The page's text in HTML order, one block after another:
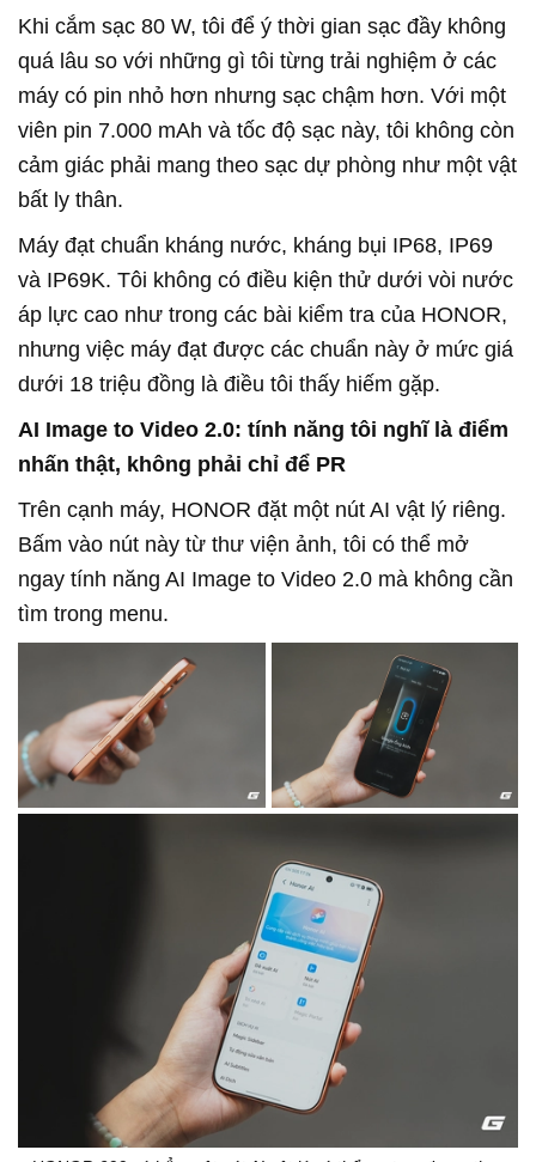
Khi cắm sạc 80 W, tôi để ý thời gian sạc đầy không
quá lâu so với những gì tôi từng trải nghiệm ở các
máy có pin nhỏ hơn nhưng sạc chậm hơn. Với một
viên pin 7.000 mAh và tốc độ sạc này, tôi không còn
cảm giác phải mang theo sạc dự phòng như một vật
bất ly thân.
Máy đạt chuẩn kháng nước, kháng bụi IP68, IP69
và IP69K. Tôi không có điều kiện thử dưới vòi nước
áp lực cao như trong các bài kiểm tra của HONOR,
nhưng việc máy đạt được các chuẩn này ở mức giá
dưới 18 triệu đồng là điều tôi thấy hiếm gặp.
AI Image to Video 2.0: tính năng tôi nghĩ là điểm
nhấn thật, không phải chỉ để PR
Trên cạnh máy, HONOR đặt một nút AI vật lý riêng.
Bấm vào nút này từ thư viện ảnh, tôi có thể mở
ngay tính năng AI Image to Video 2.0 mà không cần
tìm trong menu.